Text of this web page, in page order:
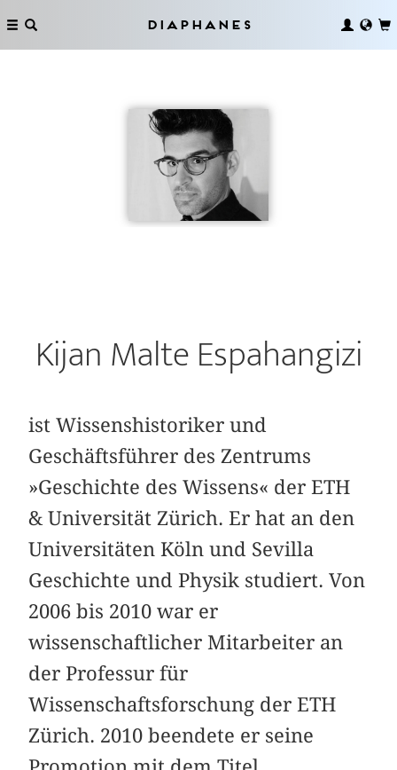
Diaphanes
Kijan Malte Espahangizi
ist Wissenshistoriker und
Geschäftsführer des Zentrums
»Geschichte des Wissens« der ETH
& Universität Zürich. Er hat an den
Universitäten Köln und Sevilla
Geschichte und Physik studiert. Von
2006 bis 2010 war er
wissenschaftlicher Mitarbeiter an
der Professur für
Wissenschaftsforschung der ETH
Zürich. 2010 beendete er seine